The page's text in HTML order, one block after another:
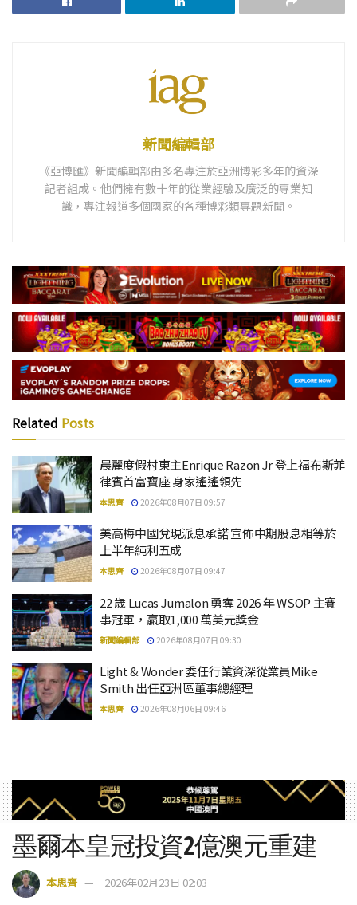
新聞編輯部
《亞博匯》新聞編輯部由多名專注於亞洲博彩多年的資深
記者組成。他們擁有數十年的從業經驗及廣泛的專業知
識，專注報道多個國家的各種博彩類專題新聞。
Related Posts
晨麗度假村東主Enrique Razon Jr 登上福布斯菲
律賓首富寶座 身家遙遙領先
本思齊 2026年08月07日 09:57
美高梅中國兌現派息承諾 宣佈中期股息相等於
上半年純利五成
本思齊 2026年08月07日 09:47
22 歲 Lucas Jumalon 勇奪 2026 年 WSOP 主賽
事冠軍，贏取1,000 萬美元獎金
新聞編輯部 2026年08月07日 09:30
Light & Wonder 委任行業資深從業員Mike
Smith 出任亞洲區董事總經理
本思齊 2026年08月06日 09:46
墨爾本皇冠投資2億澳元重建
本思齊 2026年02月23日 02:03